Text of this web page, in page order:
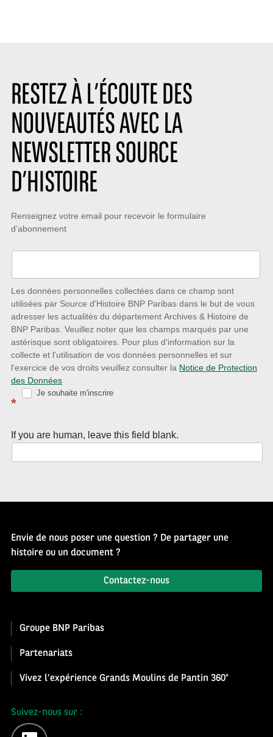
RESTEZ À L’ÉCOUTE DES
NOUVEAUTÉS AVEC LA
NEWSLETTER SOURCE
D’HISTOIRE
Restez
à
l’écoute
nouveautés
avec
la
Newsletter
Source
d’Histoire
Renseignez votre email pour recevoir le formulaire
d’abonnement
Les données personnelles collectées dans ce champ sont
utilisées par Source d'Histoire BNP Paribas dans le but de vous
adresser les actualités du département Archives & Histoire de
BNP Paribas. Veuillez noter que les champs marqués par une
astérisque sont obligatoires. Pour plus d'information sur la
collecte et l'utilisation de vos données personnelles et sur
l'exercice de vos droits veuillez consulter la Notice de Protection
des Données
*
Je souhaite m'inscrire
If you are human, leave this field blank.
Envie de nous poser une question ? De partager une
histoire ou un document ?
Contactez-nous
Groupe BNP Paribas
Partenariats
Vivez l’expérience Grands Moulins de Pantin 360°
Suivez-nous sur :